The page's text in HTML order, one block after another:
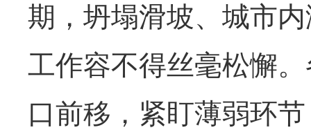
期，坍塌滑坡、城市
工作容不得丝毫松懈
口前移，紧盯薄弱环